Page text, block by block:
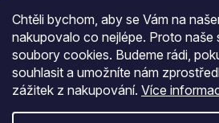
Chtěli bychom, aby se Vám na
nakupovalo co nejlépe. Proto naše
soubory cookies. Budeme rádi,
souhlasit a umožníte nám
zážitek z nakupování. Více
Vložte svůj e-mail a my vám budeme
nových produktech na našem e-shopu.
E-mail